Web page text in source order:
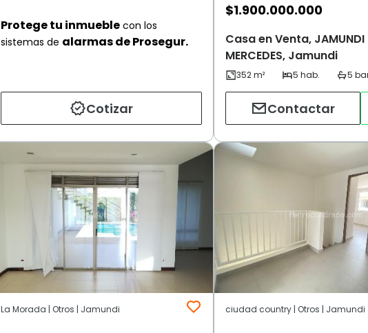
Protege tu inmueble con los
sistemas de alarmas de Prosegur.
Cotizar
$1.900.000.000
Casa en Venta, JAMUNDI
MERCEDES, Jamundi
Contactar
La Morada | Otros | Jamundi ciudad country | Otros | Jamundi